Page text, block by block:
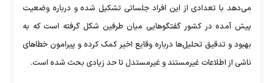
می‌دهد با تعدادی از این افراد جلساتی تشکیل شده و درباره وضعیت
پیش آمده در کشور گفتگو‌هایی میان طرفین شکل گرفته است که به
بهبود و تدقیق تحلیل‌ها درباره وقایع اخیر کمک کرده و پیرامون خطا‌های
ناشی از اطلاعات غیرمستند و غیرمستدل تا حد زیادی بحث شده است.